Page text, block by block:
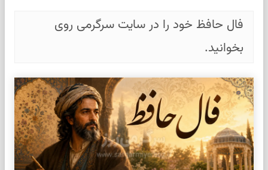
فال حافظ خود را در سایت سرگرمی روی
بخوانید.